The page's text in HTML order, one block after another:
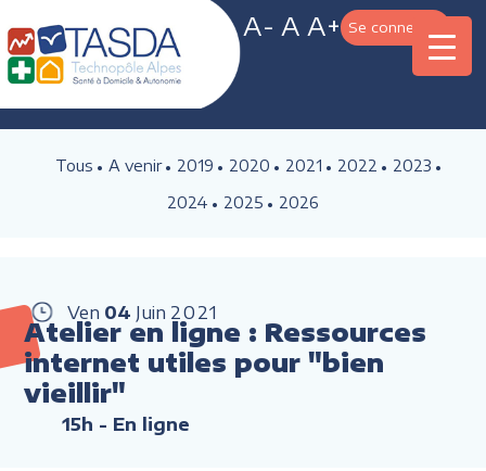
A- A A+ Se connecter
Tous A venir 2019 2020 2021 2022
2023
2024
2025 2026
Ven 04 Juin 2021
Atelier en ligne : Ressources
internet utiles pour "bien
vieillir"
15h - En ligne